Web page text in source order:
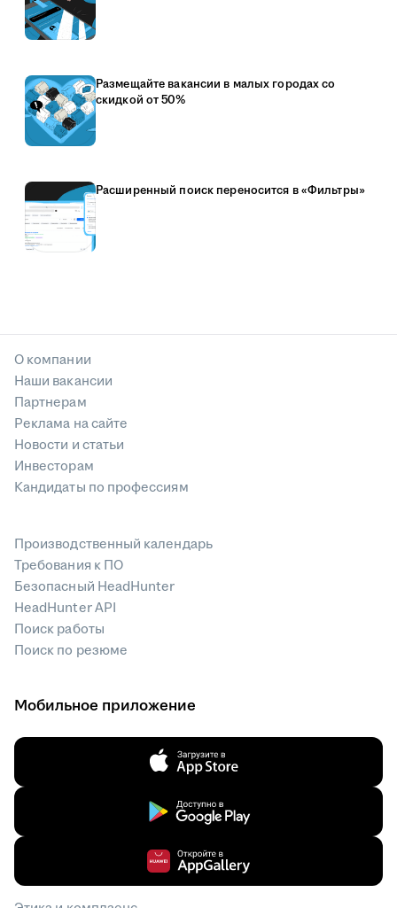
Размещайте вакансии в малых городах со
скидкой от 50%
Расширенный поиск переносится в «Фильтры»
О компании
Наши вакансии
Партнерам
Реклама на сайте
Новости и статьи
Инвесторам
Кандидаты по профессиям
Производственный календарь
Требования к ПО
Безопасный HeadHunter
HeadHunter API
Поиск работы
Поиск по резюме
Мобильное приложение